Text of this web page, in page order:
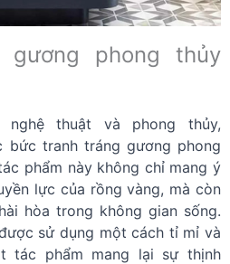
gương phong thủy
thuật và phong thủy,
bức tranh tráng gương phong
phẩm này không chỉ mang ý
lực của rồng vàng, mà còn
hòa trong không gian sống.
sử dụng một cách tỉ mỉ và
tác phẩm mang lại sự thịnh